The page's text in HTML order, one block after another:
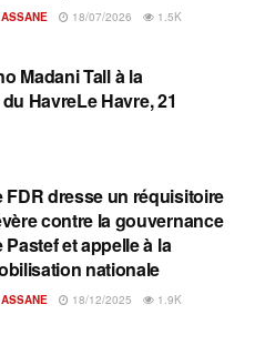
ASSANE 18/07/2026 1.5K
Madani Tall à la
HavreLe Havre, 21
FDR dresse un réquisitoire
contre la gouvernance
Pastef et appelle à la
nationale
ASSANE 18/12/2025 1.9K